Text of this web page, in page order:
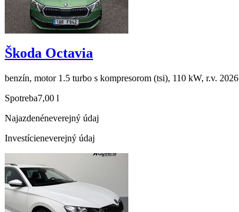
Škoda Octavia
benzín, motor 1.5 turbo s kompresorom (tsi), 110 kW, r.v. 2026
Spotreba7,00 l
Najazdenéneverejný údaj
Investícieneverejný údaj